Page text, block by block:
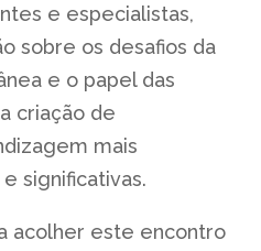
e especialistas,
sobre os desafios da
e o papel das
criação de
mais
significativas.
acolher este encontro